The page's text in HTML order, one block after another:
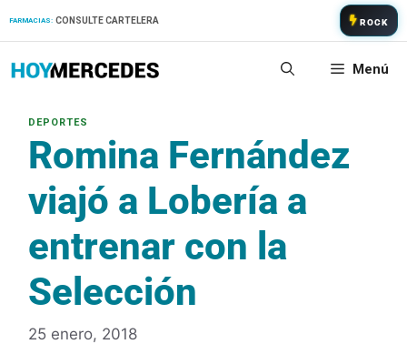
FARMACIAS: CONSULTE CARTELERA ROCK
Menú
Romina Fernández
viajó a Lobería a
entrenar con la
Selección
25 enero, 2018